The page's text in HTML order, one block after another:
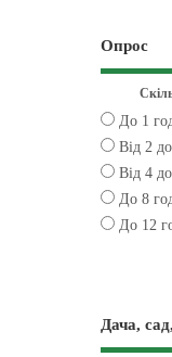
Опрос
До 1
Від 2
Від 4
До 8
До 12
Дача,